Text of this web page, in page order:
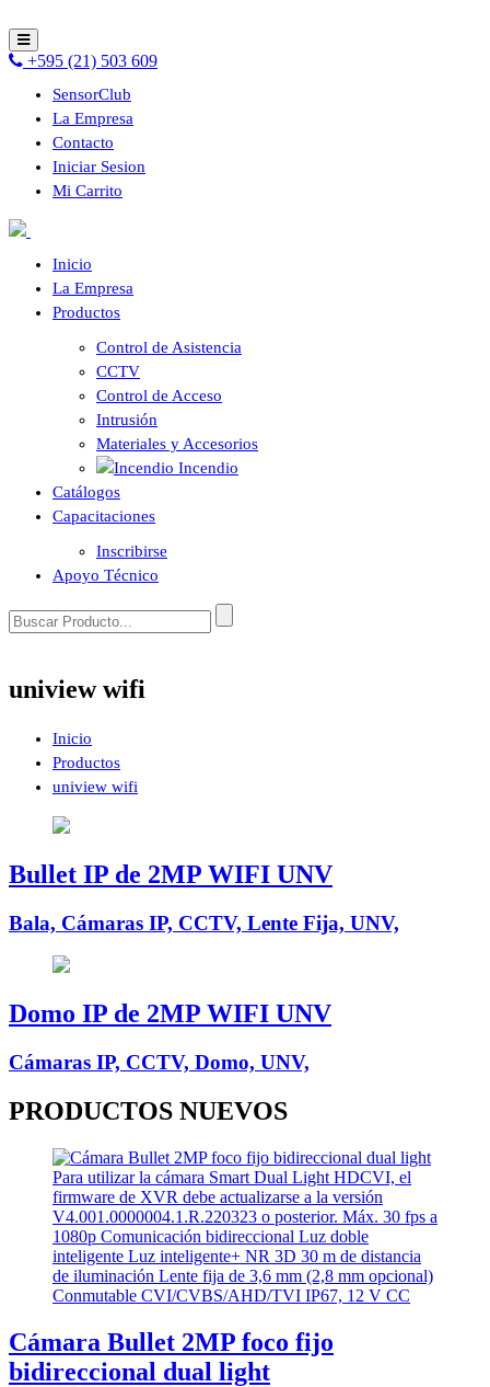
+595 (21) 503 609
SensorClub
La Empresa
Contacto
Iniciar Sesion
Mi Carrito
Inicio
La Empresa
Productos
Control de Asistencia
CCTV
Control de Acceso
Intrusión
Materiales y Accesorios
Incendio
Catálogos
Capacitaciones
Inscribirse
Apoyo Técnico
uniview wifi
Inicio
Productos
uniview wifi
Bullet IP de 2MP WIFI UNV
Bala, Cámaras IP, CCTV, Lente Fija, UNV,
Domo IP de 2MP WIFI UNV
Cámaras IP, CCTV, Domo, UNV,
PRODUCTOS NUEVOS
Cámara Bullet 2MP foco fijo
bidireccional dual light